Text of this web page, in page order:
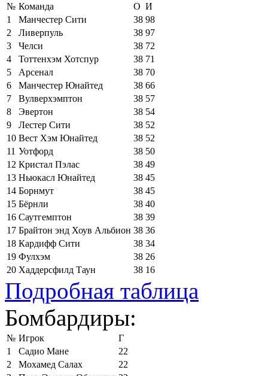
№ Команда О И
1
Манчестер Сити 38 98
2
Ливерпуль 38 97
3
Челси 38 72
4
Тоттенхэм Хотспур 38 71
5
Арсенал 38 70
6
Манчестер Юнайтед 38 66
7
Вулверхэмптон 38 57
8
Эвертон 38 54
9
Лестер Сити 38 52
10 Вест Хэм Юнайтед 38 52
11 Уотфорд 38 50
12 Кристал Пэлас 38 49
13 Ньюкасл Юнайтед 38 45
14 Борнмут 38 45
15 Бёрнли 38 40
16 Саутгемптон 38 39
17 Брайтон энд Хоув Альбион 38 36
18 Кардифф Сити 38 34
19 Фулхэм 38 26
20 Хаддерсфилд Таун 38 16
Подробная таблица
Бомбардиры:
№ Игрок
Г
1
Садио Мане
22
2
Мохамед Салах
22